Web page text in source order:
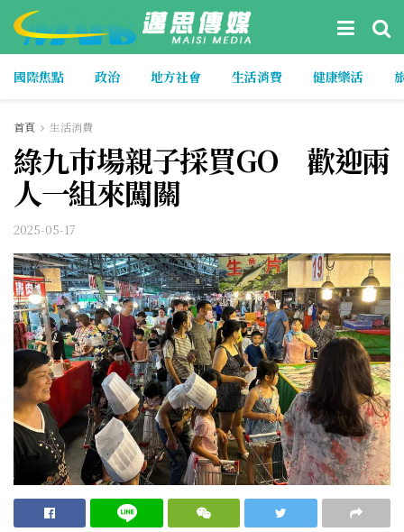
國際焦點 政治 地方社會 生活消費 健康樂活
首頁 生活消費
綠九巿場親子採買GO 歡迎兩
人一組來闖關
2025-05-17